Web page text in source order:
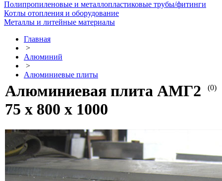
Полипропиленовые и металлопластиковые трубы/фитинги
Котлы отопления и оборудование
Металлы и литейные материалы
Главная
>
Алюминий
>
Алюминиевые плиты
(0)
Алюминиевая плита АМГ2
75 х 800 х 1000